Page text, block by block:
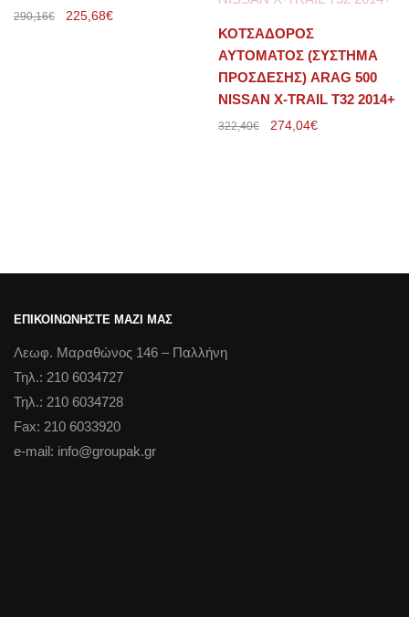
290,16€ 225,68€
ΚΟΤΣΑΔΟΡΟΣ
ΑΥΤΟΜΑΤΟΣ (ΣΥΣΤΗΜΑ
ΠΡΟΣΔΕΣΗΣ) ARAG 500
NISSAN X-TRAIL T32 2014+
322,40€ 274,04€
ΕΠΙΚΟΙΝΩΝΗΣΤΕ ΜΑΖΙ ΜΑΣ
Λεωφ. Μαραθώνος 146 – Παλλήνη
Τηλ.: 210 6034727
Τηλ.: 210 6034728
Fax: 210 6033920
e-mail: info@groupak.gr